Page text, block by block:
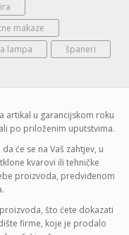
makaze
lampa španeri
artikal u garancijskom roku
po priloženim uputstvima.
će se na Vaš zahtjev, u
kvarovi ili tehničke
proizvoda, predviđenom
što ćete dokazati
firme, koje je prodalo